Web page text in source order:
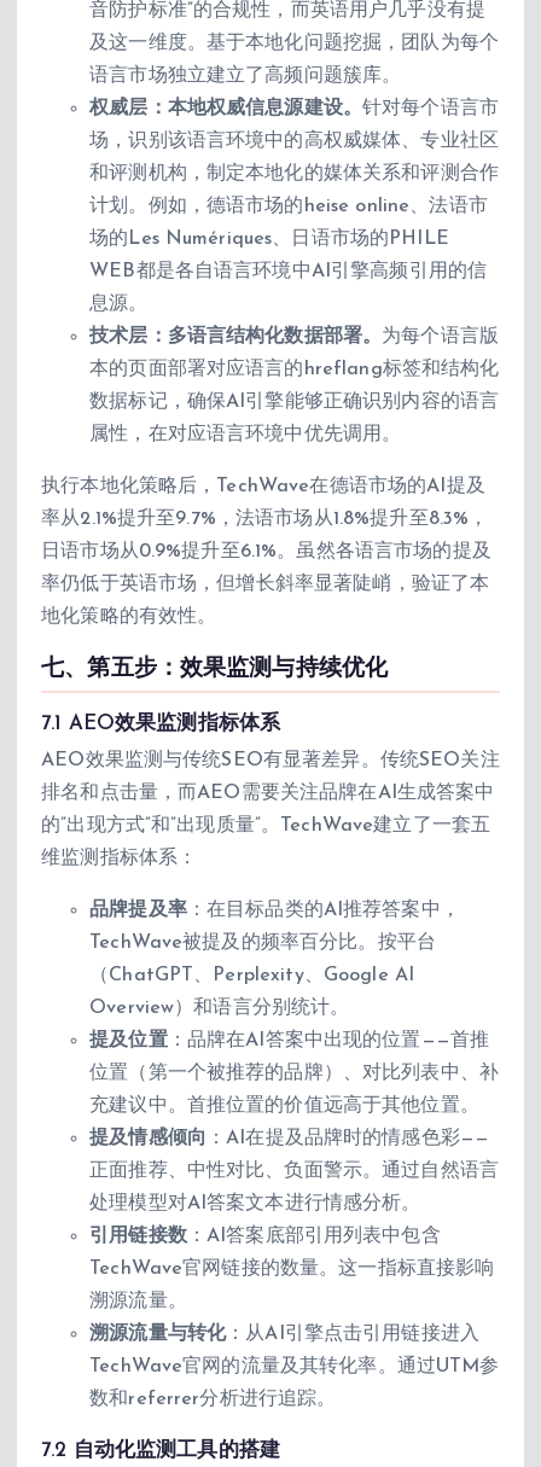
音防护标准”的合规性，而英语用户几乎没有提
及这一维度。基于本地化问题挖掘，团队为每个
语言市场独立建立了高频问题簇库。
权威层：本地权威信息源建设。针对每个语言市
场，识别该语言环境中的高权威媒体、专业社区
和评测机构，制定本地化的媒体关系和评测合作
计划。例如，德语市场的heise online、法语市
场的Les Numériques、日语市场的PHILE
WEB都是各自语言环境中AI引擎高频引用的信
息源。
技术层：多语言结构化数据部署。 为每个语言版
本的页面部署对应语言的hreflang标签和结构化
数据标记，确保AI引擎能够正确识别内容的语言
属性，在对应语言环境中优先调用。
执行本地化策略后，TechWave在德语市场的AI提及
率从2.1%提升至9.7%，法语市场从1.8%提升至8.3%，
日语市场从0.9%提升至6.1%。虽然各语言市场的提及
率仍低于英语市场，但增长斜率显著陡峭，验证了本
地化策略的有效性。
七、第五步：效果监测与持续优化
7.1 AEO效果监测指标体系
AEO效果监测与传统SEO有显著差异。传统SEO关注
排名和点击量，而AEO需要关注品牌在AI生成答案中
的”出现方式”和”出现质量”。TechWave建立了一套五
维监测指标体系：
品牌提及率：在目标品类的AI推荐答案中，
TechWave被提及的频率百分比。按平台
（ChatGPT、Perplexity、Google AI
Overview）和语言分别统计。
提及位置：品牌在AI答案中出现的位置——首推
位置（第一个被推荐的品牌）、对比列表中、补
充建议中。首推位置的价值远高于其他位置。
提及情感倾向
：AI在提及品牌时的情感色彩——
正面推荐、中性对比、负面警示。通过自然语言
处理模型对AI答案文本进行情感分析。
引用链接数：AI答案底部引用列表中包含
TechWave官网链接的数量。这一指标直接影响
溯源流量。
溯源流量与转化：从AI引擎点击引用链接进入
TechWave官网的流量及其转化率。通过UTM参
数和referrer分析进行追踪。
7.2 自动化监测工具的搭建